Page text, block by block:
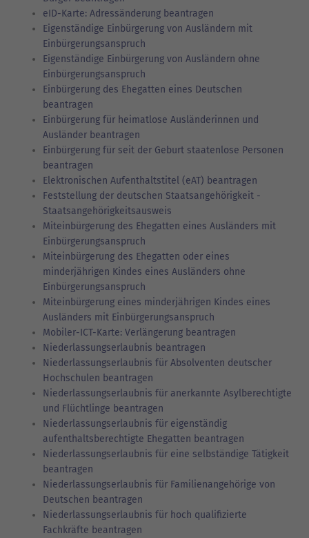
eID-Karte: Adressänderung beantragen
Eigenständige Einbürgerung von Ausländern mit
Einbürgerungsanspruch
Eigenständige Einbürgerung von Ausländern ohne
Einbürgerungsanspruch
Einbürgerung des Ehegatten eines Deutschen
beantragen
Einbürgerung für heimatlose Ausländerinnen und
Ausländer beantragen
Einbürgerung für seit der Geburt staatenlose Personen
beantragen
Elektronischen Aufenthaltstitel (eAT) beantragen
Feststellung der deutschen Staatsangehörigkeit -
Staatsangehörigkeitsausweis
Miteinbürgerung des Ehegatten eines Ausländers mit
Einbürgerungsanspruch
Miteinbürgerung des Ehegatten oder eines
minderjährigen Kindes eines Ausländers ohne
Einbürgerungsanspruch
Miteinbürgerung eines minderjährigen Kindes eines
Ausländers mit Einbürgerungsanspruch
Mobiler-ICT-Karte: Verlängerung beantragen
Niederlassungserlaubnis beantragen
Niederlassungserlaubnis für Absolventen deutscher
Hochschulen beantragen
Niederlassungserlaubnis für anerkannte Asylberechtigte
und Flüchtlinge beantragen
Niederlassungserlaubnis für eigenständig
aufenthaltsberechtigte Ehegatten beantragen
Niederlassungserlaubnis für eine selbständige Tätigkeit
beantragen
Niederlassungserlaubnis für Familienangehörige von
Deutschen beantragen
Niederlassungserlaubnis für hoch qualifizierte
Fachkräfte beantragen